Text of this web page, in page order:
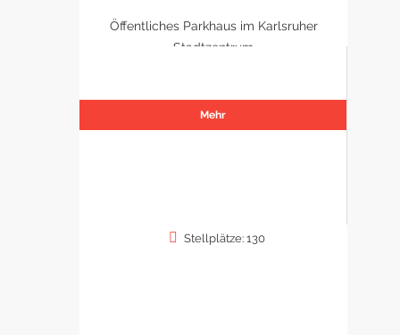
Öffentliches Parkhaus im Karlsruher
Stadtzentrum
Mehr
Stellplätze: 130